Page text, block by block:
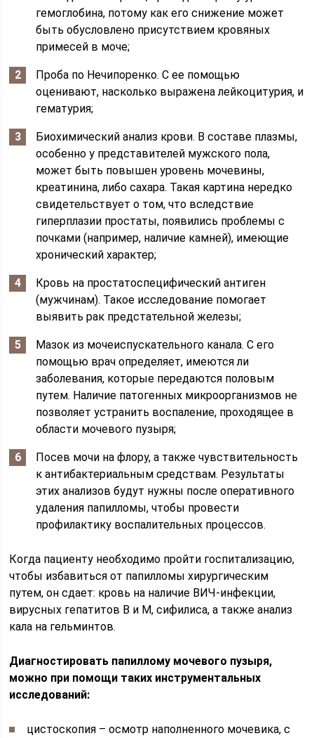
гемоглобина, потому как его снижение может
быть обусловлено присутствием кровяных
примесей в моче;
Проба по Нечипоренко. С ее помощью
оценивают, насколько выражена лейкоцитурия, и
гематурия;
Биохимический анализ крови. В составе плазмы,
особенно у представителей мужского пола,
может быть повышен уровень мочевины,
креатинина, либо сахара. Такая картина нередко
свидетельствует о том, что вследствие
гиперплазии простаты, появились проблемы с
почками (например, наличие камней), имеющие
хронический характер;
Кровь на простатоспецифический антиген
(мужчинам). Такое исследование помогает
выявить рак предстательной железы;
Мазок из мочеиспускательного канала. С его
помощью врач определяет, имеются ли
заболевания, которые передаются половым
путем. Наличие патогенных микроорганизмов не
позволяет устранить воспаление, проходящее в
области мочевого пузыря;
Посев мочи на флору, а также чувствительность
к антибактериальным средствам. Результаты
этих анализов будут нужны после оперативного
удаления папилломы, чтобы провести
профилактику воспалительных процессов.
Когда пациенту необходимо пройти госпитализацию,
чтобы избавиться от папилломы хирургическим
путем, он сдает: кровь на наличие ВИЧ-инфекции,
вирусных гепатитов В и М, сифилиса, а также анализ
кала на гельминтов.
Диагностировать папиллому мочевого пузыря,
можно при помощи таких инструментальных
исследований:
цистоскопия – осмотр наполненного мочевика, с